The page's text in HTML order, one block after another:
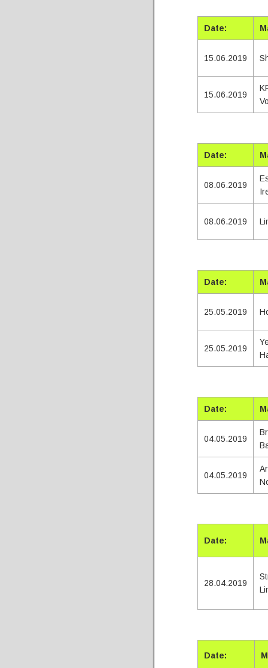
Date:
15.06.2019
15.06.2019
Date:
08.06.2019
08.06.2019
Date:
25.05.2019
25.05.2019
Date:
04.05.2019
04.05.2019
Date:
28.04.2019
Date: